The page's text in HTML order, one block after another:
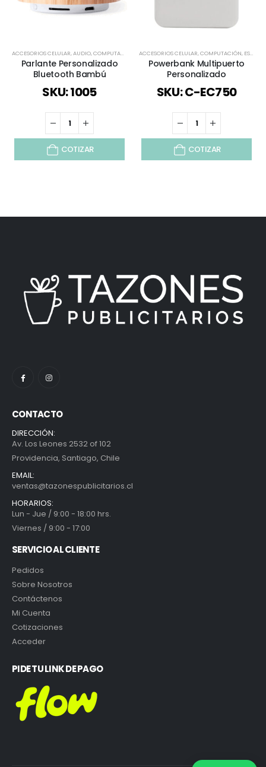
ACCESORIOS CELULAR,AUDIO,COMPUTACIÓN ECOLÓGICOS Y SUSTENTABLES,LÍNEA BAMBÚ
Parlante Personalizado
Bluetooth Bambú
SKU: 1005
COTIZAR
ACCESORIOS CELULAR,COMPUTACIÓN, ESPECIAL DÍA DEL MINERO
Powerbank Multipuerto
Personalizado
SKU: C-EC750
COTIZAR
CONTACTO
DIRECCIÓN:
Av. Los Leones 2532 of 102
Providencia, Santiago, Chile
EMAIL:
ventas@tazonespublicitarios.cl
HORARIOS:
Lun - Jue / 9:00 - 18:00 hrs.
Viernes / 9:00 - 17:00
SERVICIO AL CLIENTE
Pedidos
Sobre Nosotros
Contáctenos
Mi Cuenta
Cotizaciones
Acceder
PIDE TU LINK DE PAGO